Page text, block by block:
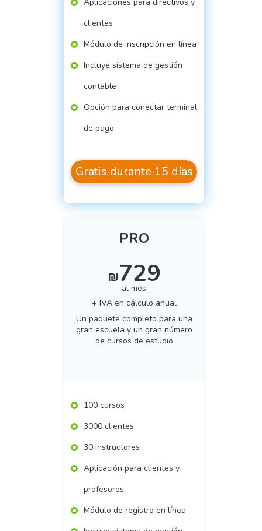
clientes
Módulo de inscripción en línea
Incluye sistema de gestión
contable
Opción para conectar terminal
de pago
Gratis durante 15 días
PRO
₪729
al mes
+ IVA en cálculo anual
Un paquete completo para una
gran escuela y un gran número
de cursos de estudio
100 cursos
3000 clientes
30 instructores
Aplicación para clientes y
profesores
Módulo de registro en línea